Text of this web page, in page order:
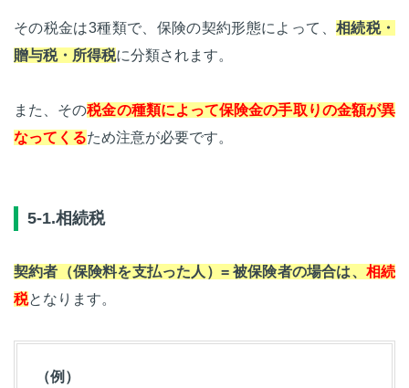
その税金は3種類で、保険の契約形態によって、 相続税・
贈与税・所得税に分類されます。
また、その税金の種類によって保険金の手取りの金額が異
なってくるため注意が必要です。
5-1.相続税
契約者（保険料を支払った人）= 被保険者の場合は、 相続
税となります。
（例）